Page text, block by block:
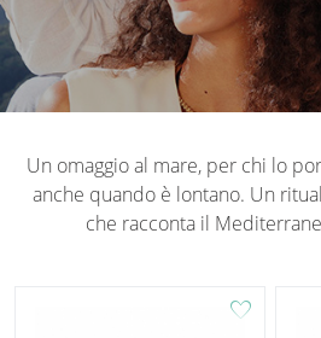
Un omaggio al mare, per chi lo
anche quando è lontano. Un
che racconta il
favorite